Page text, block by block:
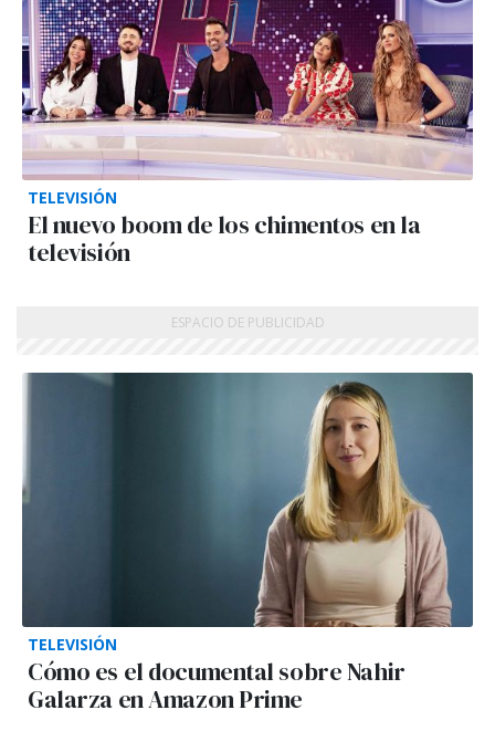
TELEVISIÓN
El nuevo boom de los chimentos en la
televisión
TELEVISIÓN
Cómo es el documental sobre Nahir
Galarza en Amazon Prime